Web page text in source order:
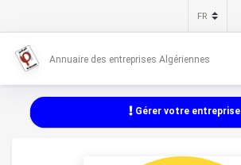
Annuaire des entreprises Algériennes
Gérer votre entreprise